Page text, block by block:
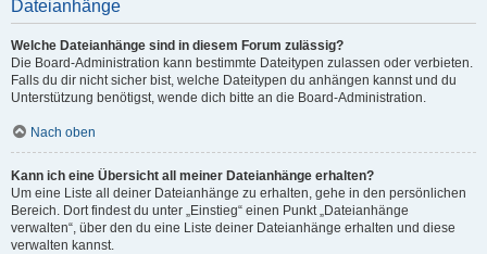
Dateianhänge
Welche Dateianhänge sind in diesem Forum zulässig?
Die Board-Administration kann bestimmte Dateitypen zulassen oder verbieten.
Falls du dir nicht sicher bist, welche Dateitypen du anhängen kannst und du
Unterstützung benötigst, wende dich bitte an die Board-Administration.
Nach oben
Kann ich eine Übersicht all meiner Dateianhänge erhalten?
Um eine Liste all deiner Dateianhänge zu erhalten, gehe in den persönlichen
Bereich. Dort findest du unter „Einstieg“ einen Punkt „Dateianhänge
verwalten“, über den du eine Liste deiner Dateianhänge erhalten und diese
verwalten kannst.